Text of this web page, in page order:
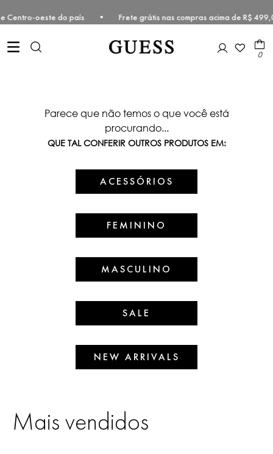
e Centro-oeste do país • Frete grátis nas compras acima de
0
Parece que não temos o que você está
procurando...
QUE TAL CONFERIR OUTROS PRODUTOS EM:
ACESSÓRIOS
FEMININO
MASCULINO
SALE
NEW ARRIVALS
Mais vendidos